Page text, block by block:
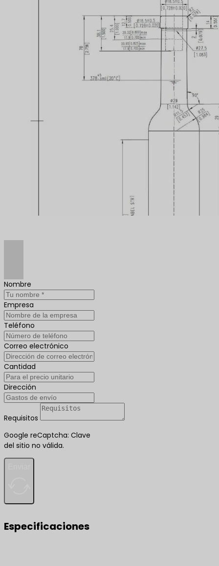
Nombre
Empresa
Teléfono
Correo electrónico
Cantidad
Dirección
Requisitos
Google reCaptcha: Clave
del sitio no válida.
Especificaciones